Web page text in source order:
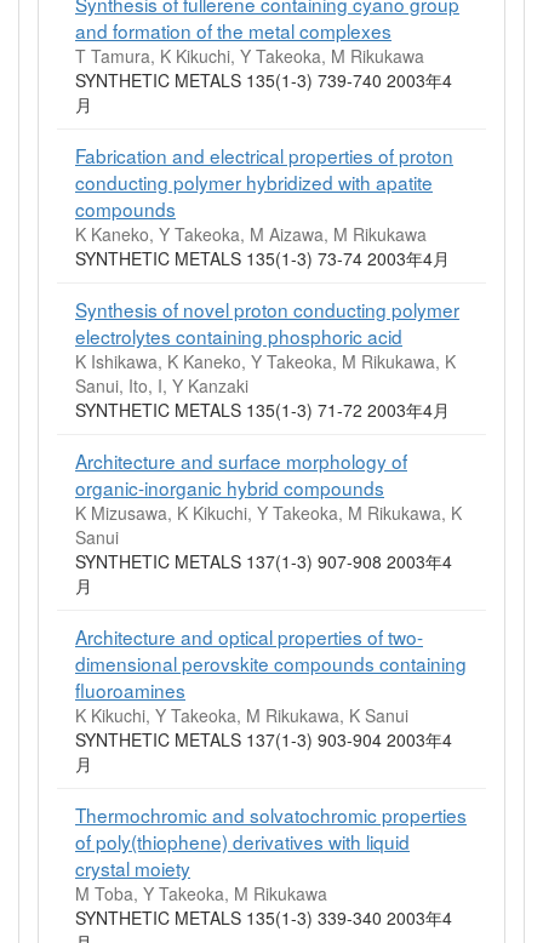
and formation of the metal complexes
T Tamura, K Kikuchi, Y Takeoka, M Rikukawa
SYNTHETIC METALS 135(1-3) 739-740 2003年4
月
Fabrication and electrical properties of proton
conducting polymer hybridized with apatite
compounds
K Kaneko, Y Takeoka, M Aizawa, M Rikukawa
SYNTHETIC METALS 135(1-3) 73-74 2003年4月
Synthesis of novel proton conducting polymer
electrolytes containing phosphoric acid
K Ishikawa, K Kaneko, Y Takeoka, M Rikukawa, K
Sanui, Ito, I, Y Kanzaki
SYNTHETIC METALS 135(1-3) 71-72 2003年4月
Architecture and surface morphology of
organic-inorganic hybrid compounds
K Mizusawa, K Kikuchi, Y Takeoka, M Rikukawa, K
Sanui
SYNTHETIC METALS 137(1-3) 907-908 2003年4
月
Architecture and optical properties of two-
dimensional perovskite compounds containing
fluoroamines
K Kikuchi, Y Takeoka, M Rikukawa, K Sanui
SYNTHETIC METALS 137(1-3) 903-904 2003年4
月
Thermochromic and solvatochromic properties
of poly(thiophene) derivatives with liquid
crystal moiety
M Toba, Y Takeoka, M Rikukawa
SYNTHETIC METALS 135(1-3) 339-340 2003年4